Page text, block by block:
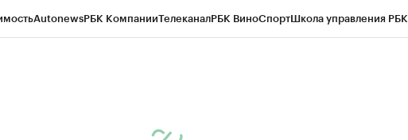
AutonewsРБК КомпанииТелеканалРБК ВиноСпортШкола управления РБК